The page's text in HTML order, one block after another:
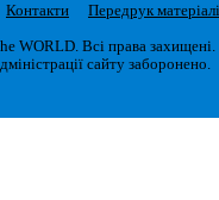
Контакти
Передрук
WORLD. Всі права захищені.
сайту заборонено.